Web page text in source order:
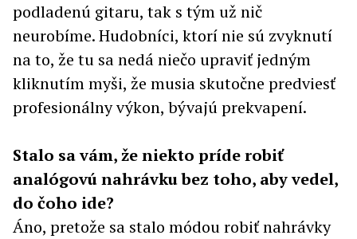
podladenú gitaru, tak s tým už nič
neurobíme. Hudobníci, ktorí nie sú zvyknutí
na to, že tu sa nedá niečo upraviť jedným
kliknutím myši, že musia skutočne predviesť
profesionálny výkon, bývajú prekvapení.
Stalo sa vám, že niekto príde robiť
analógovú nahrávku bez toho, aby vedel,
do čoho ide?
Áno, pretože sa stalo módou robiť nahrávky